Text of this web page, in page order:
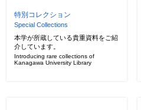
特別コレクション
Special Collections
本学が所蔵している貴重資料をご紹
介しています。
Introducing rare collections of
Kanagawa University Library